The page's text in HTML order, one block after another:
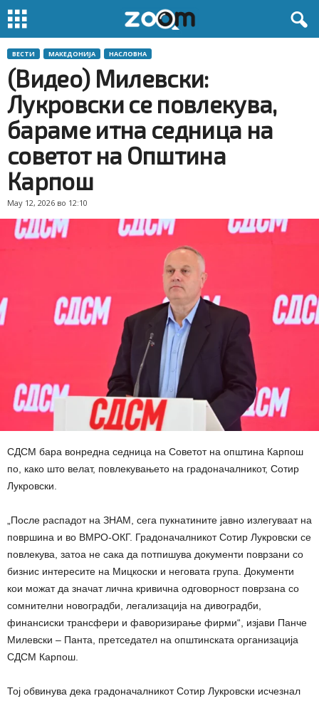
ВЕСТИ МАКЕДОНИЈА НАСЛОВНА
(Видео) Милевски:
Лукровски се повлекува,
бараме итна седница на
советот на Општина
Карпош
May 12, 2026 во 12:10
СДСМ бара вонредна седница на Советот на општина Карпош
по, како што велат, повлекувањето на градоначалникот, Сотир
Лукровски.
„После распадот на ЗНАМ, сега пукнатините јавно излегуваат на
површина и во ВМРО-ОКГ. Градоначалникот Сотир Лукровски се
повлекува, затоа не сака да потпишува документи поврзани со
бизнис интересите на Мицкоски и неговата група. Документи
кои можат да значат лична кривична одговорност поврзана со
сомнителни новоградби, легализација на дивоградби,
финансиски трансфери и фаворизирање фирми“, изјави Панче
Милевски – Панта, претседател на општинската организација
СДСМ Карпош.
Тој обвинува дека градоначалникот Сотир Лукровски исчезнал